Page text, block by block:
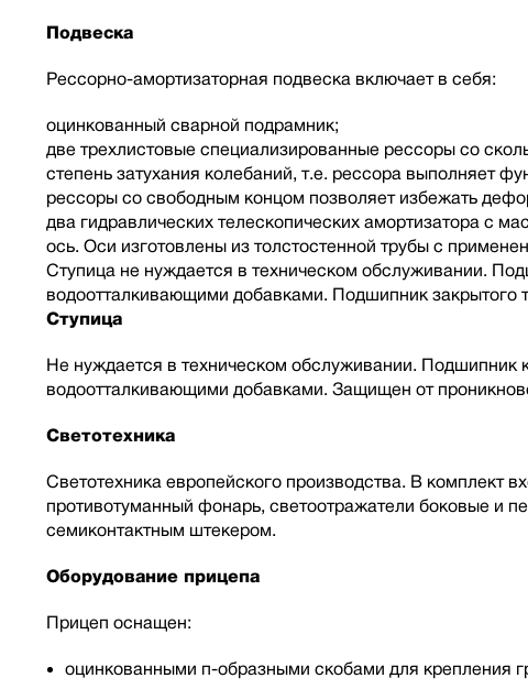
Подвеска
Рессорно-амортизаторная подвеска включает в себя:
оцинкованный сварной подрамник;
две трехлистовые специализированные рессоры со
степень затухания колебаний, т.е. рессора выполняет
рессоры со свободным концом позволяет избежать
два гидравлических телескопических амортизатора с
ось. Оси изготовлены из толстостенной трубы с
Ступица не нуждается в техническом обслуживании.
водоотталкивающими добавками. Подшипник
Ступица
Не нуждается в техническом обслуживании.
водоотталкивающими добавками. Защищен от
Светотехника
Светотехника европейского производства. В комплект
противотуманный фонарь, светоотражатели боковые и
семиконтактным штекером.
Оборудование прицепа
Прицеп оснащен:
оцинкованными п-образными скобами для крепления